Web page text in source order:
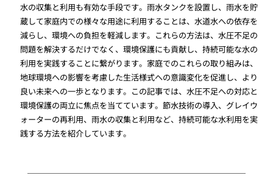
水の収集と利用も有効な手段です。雨水タンクを設置し、雨水を貯
蔵して家庭内での様々な用途に利用することは、水道水への依存を
減らし、環境への負担を軽減します。これらの方法は、水圧不足の
問題を解決するだけでなく、環境保護にも貢献し、持続可能な水の
利用を実践することに繋がります。家庭でのこれらの取り組みは、
地球環境への影響を考慮した生活様式への意識変化を促進し、より
良い未来への一歩となります。この記事では、水圧不足への対応と
環境保護の両立に焦点を当てています。節水技術の導入、グレイウ
ォーターの再利用、雨水の収集と利用など、持続可能な水利用を実
践する方法を紹介しています。